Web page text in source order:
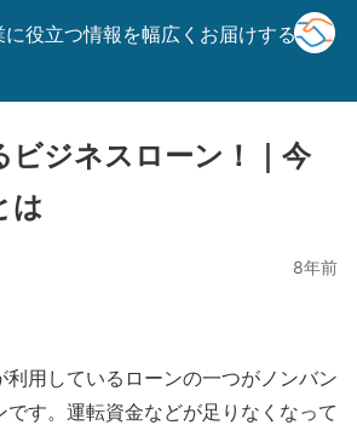
役立つ情報を幅広くお届けするサイ
ビジネスローン！｜今
は
8年前
用しているローンの一つがノンバン
です。運転資金などが足りなくなって